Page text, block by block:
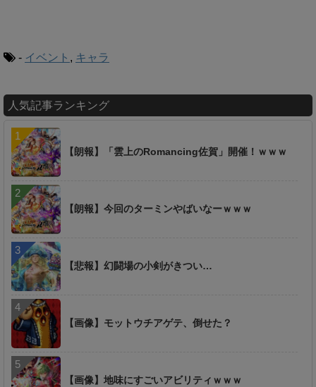
- イベント , キャラ
人気記事ランキング
【朗報】「雲上のRomancing佐賀」開催！ｗｗｗ
【朗報】今回のターミンやばいなーｗｗｗ
【悲報】幻闘場の小剣がきつい…
【画像】モットウチアゲテ、倒せた？
【画像】地味にすごいアビリティｗｗｗ